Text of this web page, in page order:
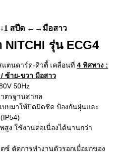
สปีด ←→มือสาว
รุ่น ECG4
ตนดาร์ด-ดิวตี้ เคลื่อนที่ 4 ทิศทาง :
ซ้าย-ขวา มือสาว
50Hz
ตรฐานสากล
บบมาให้ปิดมิดชิด ป้องกันฝุ่นและ
สูง ใช้งานต่อเนื่องได้นานกว่า
ซ์ ตัดการทำงานตัวรอกเมื่อยกของ